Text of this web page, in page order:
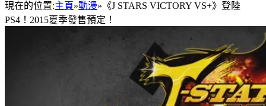
現在的位置:主頁»動漫» 《J STARS VICTORY VS+》登陸
PS4！2015夏季發售預定！